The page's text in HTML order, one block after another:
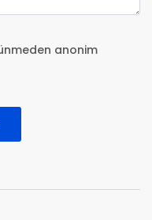
anonim